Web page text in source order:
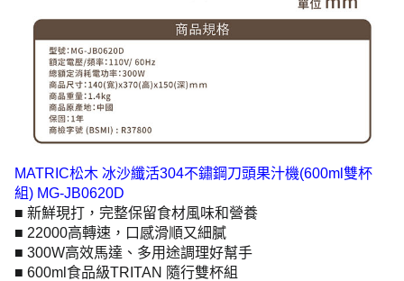
MATRIC松木 冰沙纖活304不鏽鋼刀頭果汁機(600ml雙杯
組) MG-JB0620D
■ 新鮮現打，完整保留食材風味和營養
■ 22000高轉速，口感滑順又細膩
■ 300W高效馬達、多用途調理好幫手
■ 600ml食品級TRITAN 隨行雙杯組